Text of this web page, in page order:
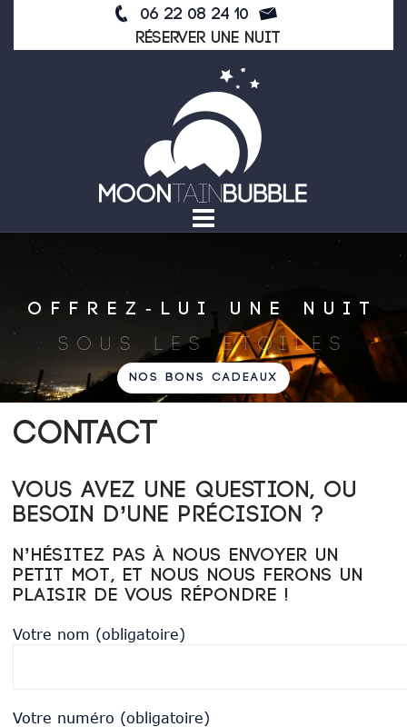
content
06 22 08 24 10
Réserver une nuit
OFFREZ-LUI UNE NUIT
SOUS LES ÉTOILES
NOS BONS CADEAUX
Contact
Vous avez une question, ou
besoin d’une précision ?
N’hésitez pas à nous envoyer un
petit mot, et nous nous ferons un
plaisir de vous répondre !
Votre nom (obligatoire)
Votre numéro (obligatoire)